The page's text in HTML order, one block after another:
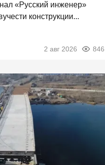
«Русский инженер»
конструкции...
2 авг 2026 846